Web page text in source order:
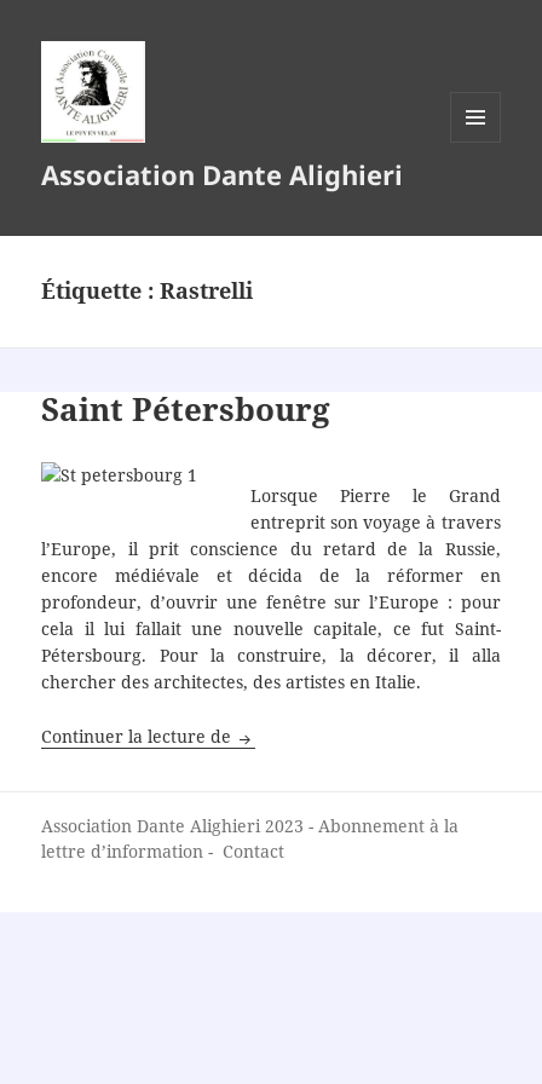
Association Dante Alighieri
Étiquette :Rastrelli
Saint Pétersbourg
Lorsque Pierre le Grand
entreprit son voyage à travers
l’Europe, il prit conscience du retard de la Russie,
encore médiévale et décida de la réformer en
profondeur, d’ouvrir une fenêtre sur l’Europe : pour
cela il lui fallait une nouvelle capitale, ce fut Saint-
Pétersbourg. Pour la construire, la décorer, il alla
chercher des architectes, des artistes en Italie.
Continuer la lecture de Saint Pétersbourg
Association Dante Alighieri2023 -Abonnement à la
lettre d’information -Contact